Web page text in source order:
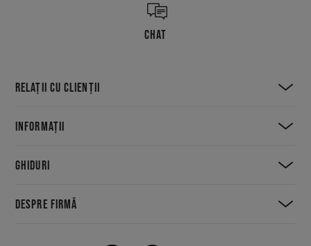
CHAT
RELAȚII CU CLIENȚII
INFORMAȚII
GHIDURI
DESPRE FIRMĂ